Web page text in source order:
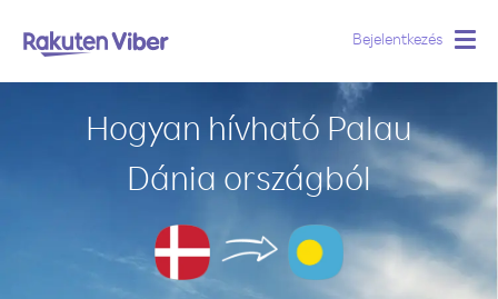
Bejelentkezés
Hogyan hívható Palau
Dánia országból